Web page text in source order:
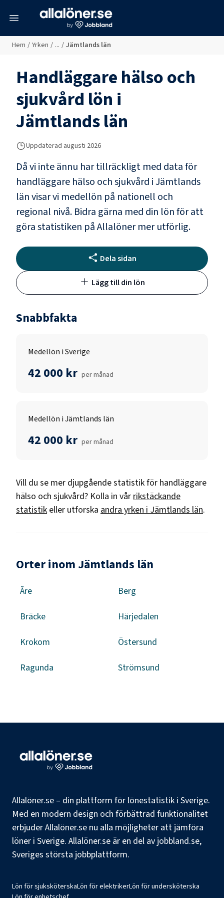
Hem / Yrken / ... / Jämtlands län
Handläggare hälso och
sjukvård lön i
Jämtlands län
Uppdaterad augusti 2026
Då vi inte ännu har tillräckligt med data för
handläggare hälso och sjukvård iJämtlands
länvisar vi medellön på nationell och
regional nivå. Bidra gärna med din lön för att
göra statistiken på Allalöner mer utförlig.
Dela sidan
Lägg till din lön
Snabbfakta
Medellön i Sverige
42 000 kr per månad
Medellön i Jämtlands län
42 000 kr per månad
Vill du se mer djupgående statistik för handläggare
hälso och sjukvård? Kolla in vår rikstäckande
statistik eller utforska andra yrken i Jämtlands län.
Orter inom Jämtlands län
Åre Berg
Bräcke Härjedalen
Krokom Östersund
Ragunda Strömsund
Allalöner.se – din plattform för lönestatistik i Sverige.
Med en modern design och förbättrad funktionalitet
erbjuder Allalöner.se nu alla möjligheter att jämföra
löner i Sverige. Allalöner.se är en del av jobbland.se,
Sveriges största jobbplattform.
Lön för sjuksköterskaLön för elektrikerLön för undersköterska